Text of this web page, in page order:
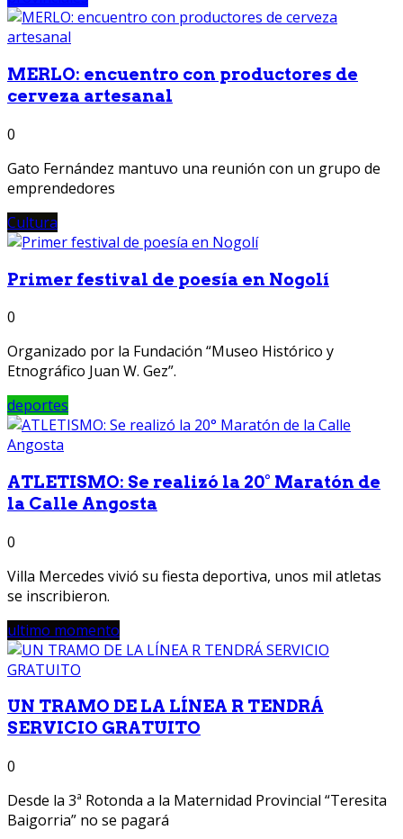
MERLO: encuentro con productores de
cerveza artesanal
0
Gato Fernández mantuvo una reunión con un grupo de
emprendedores
Cultura
Primer festival de poesía en Nogolí
0
Organizado por la Fundación “Museo Histórico y
Etnográfico Juan W. Gez”.
deportes
ATLETISMO: Se realizó la 20° Maratón de
la Calle Angosta
0
Villa Mercedes vivió su fiesta deportiva, unos mil atletas
se inscribieron.
ultimo momento
UN TRAMO DE LA LÍNEA R TENDRÁ
SERVICIO GRATUITO
0
Desde la 3ª Rotonda a la Maternidad Provincial “Teresita
Baigorria” no se pagará